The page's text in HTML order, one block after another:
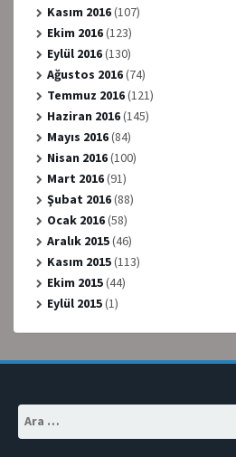
Kasım 2016(107)
Ekim 2016(123)
Eylül 2016(130)
Ağustos 2016(74)
Temmuz 2016(121)
Haziran 2016(145)
Mayıs 2016(84)
Nisan 2016(100)
Mart 2016(91)
Şubat 2016(88)
Ocak 2016(58)
Aralık 2015(46)
Kasım 2015(113)
Ekim 2015(44)
Eylül 2015(1)